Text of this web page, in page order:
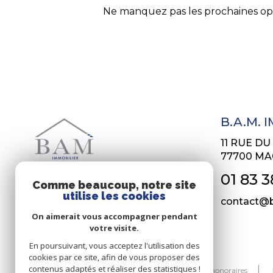
Ne manquez pas les prochaines
B.A.M.
11 RUE
77700
01 83
© 2026 | Tous droits réservés Nos honoraires
Comme beaucoup, notre site
utilise les cookies
On aimerait vous accompagner pendant
votre visite.
En poursuivant, vous acceptez l'utilisation des
cookies par ce site, afin de vous proposer des
contenus adaptés et réaliser des statistiques !